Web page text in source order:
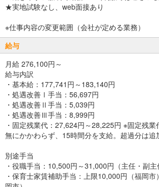
★実地試験なし、web面接あり
※仕事内容の変更範囲（会社が定める業務）
給与
月給 276,100円～
給与内訳
・基本給：177,741円～183,140円
・処遇改善Ⅰ手当：56,697円
・処遇改善Ⅱ手当：5,039円
・処遇改善Ⅲ手当：8,999円
・固定残業代：27,624円～28,225円 ※固定残
無にかかわらず、15時間分を支給。超過分は追
別途手当
・役職手当：10,500円～31,000円（主任・副主
・保育士家賃補助手当：上限10,000円（福岡